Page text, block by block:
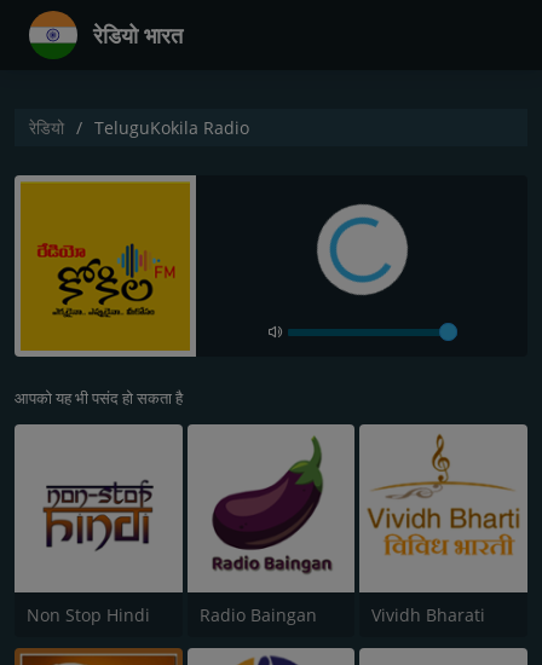
रेडियो भारत
रेडियो TeluguKokila Radio
आपको यह भी पसंद हो सकता है
Non Stop Hindi Radio Baingan Vividh Bharati